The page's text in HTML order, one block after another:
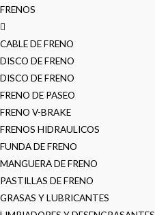
FRENOS
CABLE DE FRENO
DISCO DE FRENO
DISCO DE FRENO
FRENO DE PASEO
FRENO V-BRAKE
FRENOS HIDRAULICOS
FUNDA DE FRENO
MANGUERA DE FRENO
PASTILLAS DE FRENO
GRASAS Y LUBRICANTES